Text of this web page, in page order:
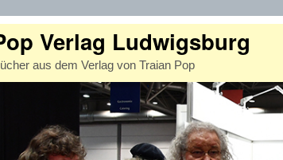
Verlag Ludwigsburg
aus dem Verlag von Traian Pop